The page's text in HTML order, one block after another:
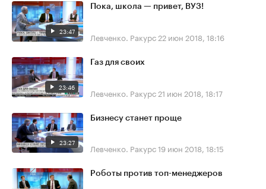
23:47
Пока, школа — привет, ВУЗ!
Левченко. Ракурс 22 июн 2018, 18:16
23:46
Газ для своих
Левченко. Ракурс 21 июн 2018, 18:17
23:27
Бизнесу станет проще
Левченко. Ракурс19 июн 2018, 18:15
Роботы против топ-менеджеров